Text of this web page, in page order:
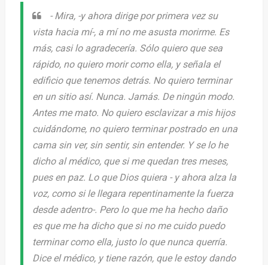
- Mira, -y ahora dirige por primera vez su
vista hacia mí-, a mí no me asusta morirme. Es
más, casi lo agradecería. Sólo quiero que sea
rápido, no quiero morir como ella, y señala el
edificio que tenemos detrás. No quiero terminar
en un sitio así. Nunca. Jamás. De ningún modo.
Antes me mato. No quiero esclavizar a mis hijos
cuidándome, no quiero terminar postrado en una
cama sin ver, sin sentir, sin entender. Y se lo he
dicho al médico, que si me quedan tres meses,
pues en paz. Lo que Dios quiera- y ahora alza la
voz, como si le llegara repentinamente la fuerza
desde adentro-. Pero lo que me ha hecho daño
es que me ha dicho que si no me cuido puedo
terminar como ella, justo lo que nunca querría.
Dice el médico, y tiene razón, que le estoy dando